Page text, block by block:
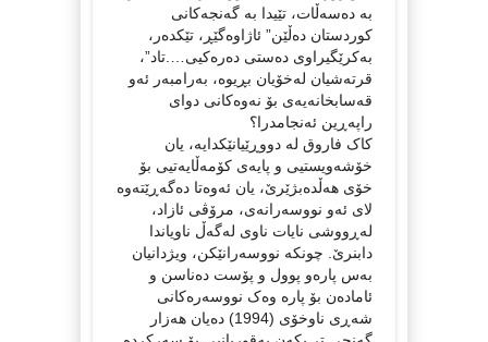
به‌ ده‌سه‌ڵات، تێیدا به‌ گه‌نجه‌کانی
کوردستان ده‌ڵێن” ئاژاوه‌گێڕ، تێکده‌ر،
به‌کرێگیراوی ده‌ستی ده‌ره‌کیی….تاد”،
قرته‌شیان له‌خۆیان بڕیوه‌، به‌رامبه‌ر ئه‌و
قه‌سابخانه‌یه‌ی بۆ نه‌وه‌کانی دوای
راپه‌ڕین ئه‌نجامدرا؟
کاک فاروق له‌ دووڕێیانێکدایه‌، یان
خۆشه‌ویستیی و پایه‌ی کۆمه‌ڵایه‌تیی بۆ
خۆی هه‌ڵده‌بژێرێ، یان ئه‌وه‌تا ده‌گه‌ڕێته‌وه‌
لای ئه‌و نووسه‌رانه‌ی، مرۆڤی ئازاد،
له‌ڕووشی نایات ناوی له‌گه‌ڵ ناویاندا
دابنرێ. چونکه‌ نووسه‌رانێکن، ویژدانیان
به‌س پاره‌و پوول و پۆست ده‌ناسن و
ئاماده‌ن بۆ پاره‌ وه‌ک نووسه‌ره‌کانی
شه‌ڕی ناوخۆی (1994) ده‌یان هه‌زار